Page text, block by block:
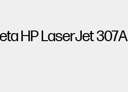
HP LaserJet 307A